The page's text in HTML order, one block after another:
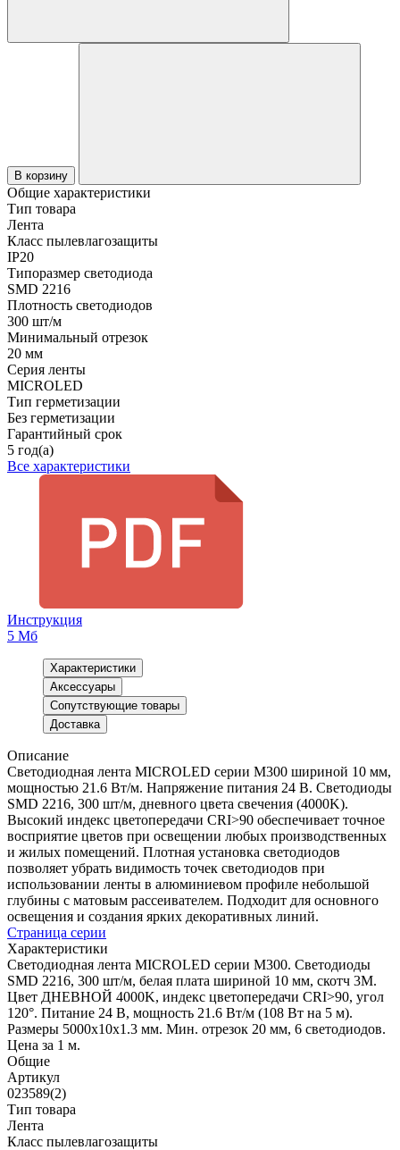
В корзину
Общие характеристики
Тип товара
Лента
Класс пылевлагозащиты
IP20
Типоразмер светодиода
SMD 2216
Плотность светодиодов
300 шт/м
Минимальный отрезок
20 мм
Серия ленты
MICROLED
Тип герметизации
Без герметизации
Гарантийный срок
5 год(а)
Все характеристики
Инструкция
5 Мб
Характеристики
Аксессуары
Сопутствующие товары
Доставка
Описание
Светодиодная лента MICROLED серии M300 шириной 10 мм,
мощностью 21.6 Вт/м. Напряжение питания 24 В. Светодиоды
SMD 2216, 300 шт/м, дневного цвета свечения (4000K).
Высокий индекс цветопередачи CRI>90 обеспечивает точное
восприятие цветов при освещении любых производственных
и жилых помещений. Плотная установка светодиодов
позволяет убрать видимость точек светодиодов при
использовании ленты в алюминиевом профиле небольшой
глубины с матовым рассеивателем. Подходит для основного
освещения и создания ярких декоративных линий.
Страница серии
Характеристики
Светодиодная лента MICROLED серии M300. Светодиоды
SMD 2216, 300 шт/м, белая плата шириной 10 мм, скотч 3M.
Цвет ДНЕВНОЙ 4000K, индекс цветопередачи CRI>90, угол
120°. Питание 24 В, мощность 21.6 Вт/м (108 Вт на 5 м).
Размеры 5000x10x1.3 мм. Мин. отрезок 20 мм, 6 светодиодов.
Цена за 1 м.
Общие
Артикул
023589(2)
Тип товара
Лента
Класс пылевлагозащиты